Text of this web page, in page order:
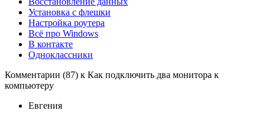
Установка с флешки
Настройка роутера
Всё про Windows
В контакте
Одноклассники
Комментарии (87) к Как подключить два монитора к
компьютеру
Евгения